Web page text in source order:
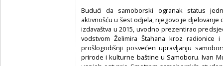
Budući da samoborski ogranak status
aktivnošću u šest odjela, njegovo je
izdavaštva u 2015, uvodno prezentirao
vodstvom Želimira Štahana kroz
prošlogodišnji posvećen upravljanju
prirode i kulturne baštine u Samoboru. Ivan